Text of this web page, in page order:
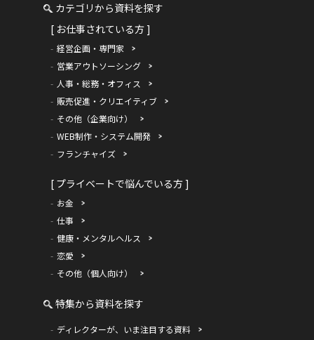
カテゴリから資料を探す
[ お仕事されている方 ]
経営企画・専門家
営業アウトソーシング
人事・総務・オフィス
販売促進・クリエイティブ
その他（企業向け）
WEB制作・システム開発
フランチャイズ
[ プライベートで悩んでいる方 ]
お金
仕事
健康・メンタルヘルス
恋愛
その他（個人向け）
特集から資料を探す
ディレクターが、いま注目する資料